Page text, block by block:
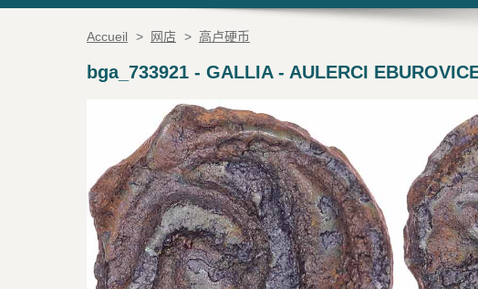
Accueil > 网店 > 高卢硬币
bga_733921 - GALLIA - AULERCI